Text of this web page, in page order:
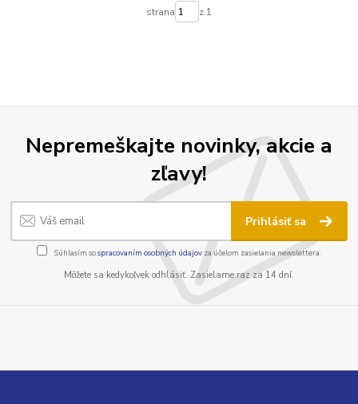
strana z 1
Nepremeškajte novinky, akcie a
zľavy!
Prihlásiť sa
Súhlasím sospracovaním osobných údajov za účelom zasielania newslettera.
Môžete sa kedykoľvek odhlásiť. Zasielame raz za 14 dní.